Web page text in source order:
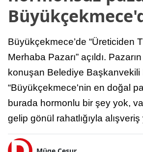
Büyükçekmece’de “Üreticiden
Merhaba Pazarı” açıldı. Pazarın
konuşan Belediye Başkanvekili
“Büyükçekmece'nin en doğal
burada hormonlu bir şey yok,
gelip gönül rahatlığıyla